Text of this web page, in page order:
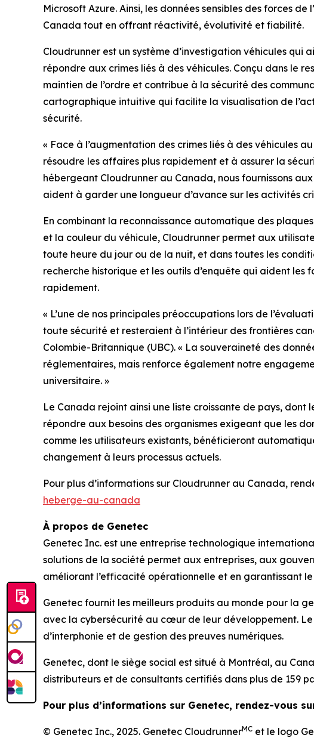
Microsoft Azure. Ainsi, les données sensibles des forces
Canada tout en offrant réactivité, évolutivité et fiabilité.
Cloudrunner est un système d’investigation véhicules
répondre aux crimes liés à des véhicules. Conçu dans le
maintien de l’ordre et contribue à la sécurité des
cartographique intuitive qui facilite la visualisation de
sécurité.
« Face à l’augmentation des crimes liés à des véhicules
résoudre les affaires plus rapidement et à assurer la
hébergeant Cloudrunner au Canada, nous fournissons
aident à garder une longueur d’avance sur les activités
En combinant la reconnaissance automatique des
et la couleur du véhicule, Cloudrunner permet aux
toute heure du jour ou de la nuit, et dans toutes les
recherche historique et les outils d’enquête qui aident les
rapidement.
« L’une de nos principales préoccupations lors de
toute sécurité et resteraient à l’intérieur des frontières
Colombie-Britannique (UBC). « La souveraineté des
réglementaires, mais renforce également notre
universitaire. »
Le Canada rejoint ainsi une liste croissante de pays,
répondre aux besoins des organismes exigeant que les
comme les utilisateurs existants, bénéficieront
changement à leurs processus actuels.
Pour plus d’informations sur Cloudrunner au Canada,
heberge-au-canada
À propos de Genetec
Genetec Inc. est une entreprise technologique
solutions de la société permet aux entreprises, aux
améliorant l’efficacité opérationnelle et en garantissant
Genetec fournit les meilleurs produits au monde pour la
avec la cybersécurité au cœur de leur développement.
d’interphonie et de gestion des preuves numériques.
Genetec, dont le siège social est situé à Montréal, au
distributeurs et de consultants certifiés dans plus de 159
Pour plus d’informations sur Genetec, rendez-vous
© Genetec Inc., 2025. Genetec CloudrunnerMC et le logo